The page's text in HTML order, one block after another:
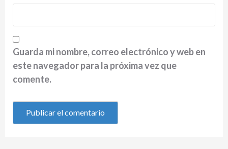
Guarda mi nombre, correo electrónico y web en
este navegador para la próxima vez que
comente.